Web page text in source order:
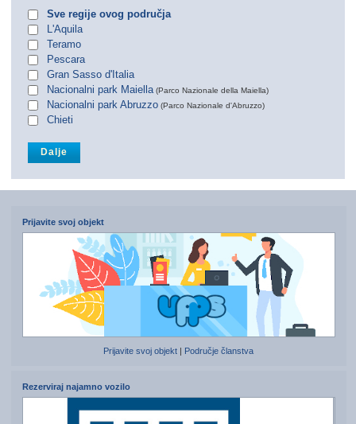
Druga država
Sve regije ovog područja
L'Aquila
Teramo
Pescara
Gran Sasso d'Italia
Nacionalni park Maiella (Parco Nazionale della Maiella)
Nacionalni park Abruzzo (Parco Nazionale d'Abruzzo)
Chieti
Prijavite svoj objekt
Prijavite svoj objekt Područje članstva
Rezerviraj najamno vozilo